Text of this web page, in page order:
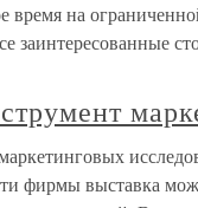
время на
заинтересованные
фирмы выставка